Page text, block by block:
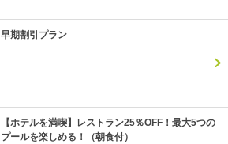
早期割引プラン
【ホテルを満喫】レストラン25％OFF！最大5つの
プールを楽しめる！（朝食付）